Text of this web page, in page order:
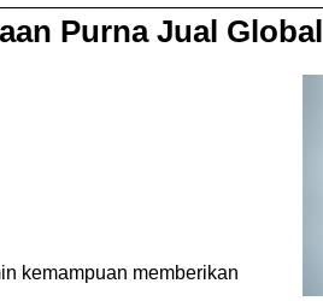
Purna Jual Global
kemampuan memberikan